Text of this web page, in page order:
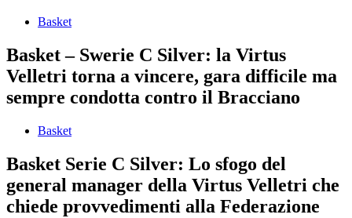
Basket
Basket – Swerie C Silver: la Virtus
Velletri torna a vincere, gara difficile ma
sempre condotta contro il Bracciano
Basket
Basket Serie C Silver: Lo sfogo del
general manager della Virtus Velletri che
chiede provvedimenti alla Federazione